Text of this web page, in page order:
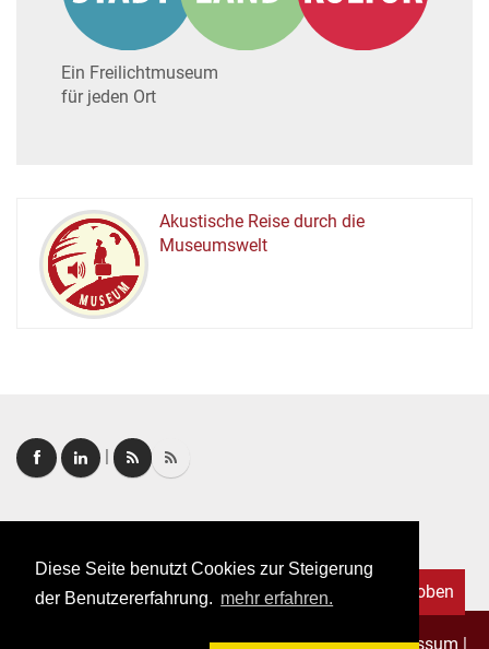
Diese Seite benutzt Cookies zur Steigerung
der Benutzererfahrung. mehr erfahren.
Ein Freilichtmuseum
für jeden Ort
MUSEUM
Akustische Reise durch die
Museumswelt
Copyright © 2026. Alle Rechte vorbehalten.–Impressum |
Nach oben